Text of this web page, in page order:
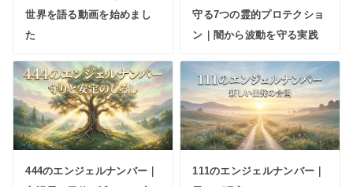
世界を語る動画を始めまし
た
守る7つの霊的プロテクショ
ン｜闇から波動を守る実践
444のエンジェルナンバー｜
111のエンジェルナンバー｜